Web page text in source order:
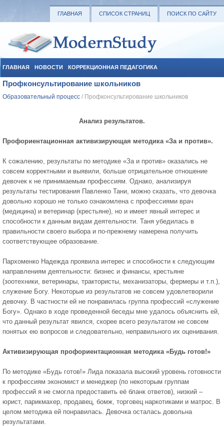
ГЛАВНАЯ СПИСОК СТРАНИЦ ПОИСК ПО САЙТУ
ГЛАВНАЯ НОВОСТИ КОРРЕКЦИОННАЯ ПЕДАГОГИКА
СОЦИАЛЬНАЯ ПЕДАГОГИКА УЧЕБНЫЕ МАТЕРИАЛЫ
Профконсультирование школьников
Образовательный процесс / Профконсультирование школьников
Анализ результатов.
Профориентационная активизирующая методика «За и против».
К сожалению, результаты по методике «За и против» оказались не
совсем корректными и выявили, больше отрицательное отношение
девочек к не принимаемым профессиям. Однако, анализируя
результаты тестирования Павленко Тани, можно сказать, что девочка
довольно хорошо не только ознакомлена с профессиями врач
(медицина) и ветеринар (крестьяне), но и имеет явный интерес и
способности к данным видам деятельности. Таня убедилась в
правильности своего выбора и по-прежнему намерена получить
соответствующее образование.
Пархоменко Надежда проявила интерес и способности к следующим
направлениям деятельности: бизнес и финансы, крестьяне
(зоотехники, ветеринары, трактористы, механизаторы, фермеры и т.п.),
служение Богу. Некоторые из результатов не совсем удовлетворили
девочку. В частности ей не понравилась группа профессий «служение
Богу». Однако в ходе проведенной беседы мне удалось объяснить ей,
что данный результат явился, скорее всего результатом не совсем
понятых ею вопросов и следовательно, неправильного их оценивания.
Активизирующая профориентационная методика «Будь готов!»
По методике «Будь готов!» Лида показала высокий уровень готовности
к профессиям экономист и менеджер (по некоторым группам
профессий я не смогла предоставить её бланк ответов), низкий –
юрист, парикмахер, продавец, бомж, торговец наркотиками и матрос. В
целом методика ей понравилась. Девочка осталась довольна
результатами.